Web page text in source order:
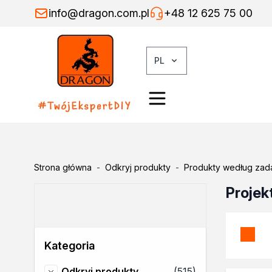
Przejdź do treściinfo@dragon.com.pl +48 12 625 75 00
Odkryj produkty
Kleje naprawcze
Rozcieńczalniki
PL
Strona główna - Odkryj produkty - Produkty według
Kategoria